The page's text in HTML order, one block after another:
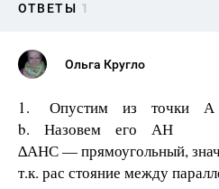
ОТВЕТЫ 1
Ольга Кругло
1. Опустим из точки А
b. Назовем его АН
∆АНС — прямоугольный,
т.к. рас­ стояние между